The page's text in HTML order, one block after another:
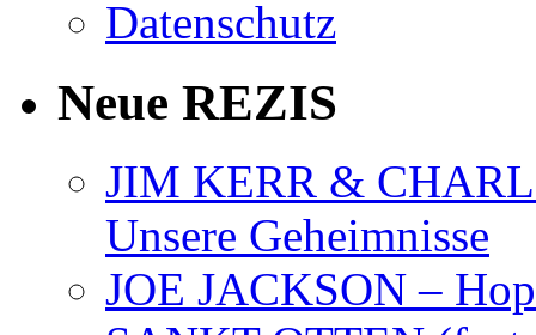
Datenschutz
Neue REZIS
JIM KERR &
Unsere Geheimnisse
JOE JACKSON –